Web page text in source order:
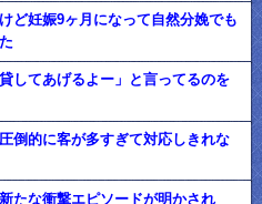
ど妊娠9ヶ月になって自然分娩でも
してあげるよー」と言ってるのを
倒的に客が多すぎて対応しきれな
たな衝撃エピソードが明かされ